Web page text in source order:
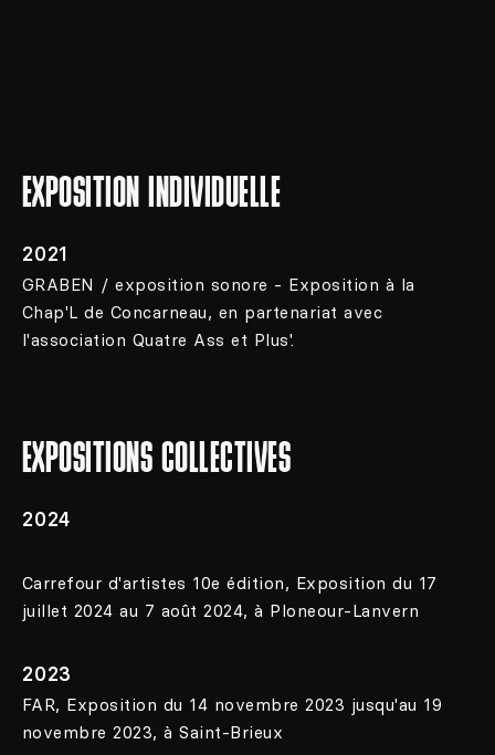
EXPOSITION INDIVIDUELLE
2021
GRABEN / exposition sonore - Exposition à la
Chap'L de Concarneau, en partenariat avec
l'association Quatre Ass et Plus'.
EXPOSITIONS COLLECTIVES
2024
Carrefour d'artistes 10e édition, Exposition du 17
juillet 2024 au 7 août 2024, à Ploneour-Lanvern
2023
FAR, Exposition du 14 novembre 2023 jusqu'au 19
novembre 2023, à Saint-Brieux